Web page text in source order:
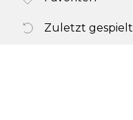
Zuletzt gespielt